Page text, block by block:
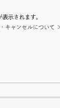
示されます。
キャンセルについて